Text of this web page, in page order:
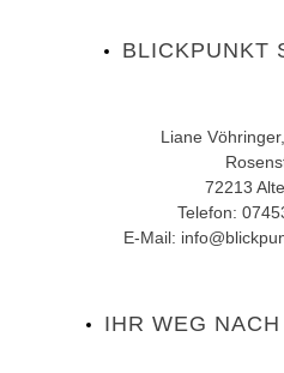
BLICKPUNKT
Liane
72213
Telefon:
E-Mail:
IHR WEG